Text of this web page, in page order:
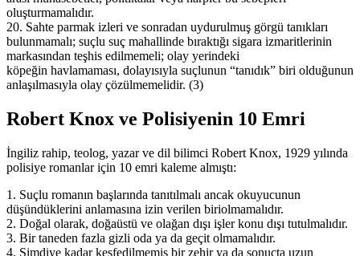
oluşturmamalıdır.
20. Sahte parmak izleri ve sonradan uydurulmuş görgü tanıkları
bulunmamalı; suçlu suç mahallinde bıraktığı sigara izmaritlerinin
markasından teşhis edilmemeli; olay yerindeki
köpeğin havlamaması, dolayısıyla suçlunun “tanıdık” biri olduğunun
anlaşılmasıyla olay çözülmemelidir. (3)
Robert Knox ve Polisiyenin 10 Emri
İngiliz rahip, teolog, yazar ve dil bilimci Robert Knox, 1929 yılında
polisiye romanlar için 10 emri kaleme almıştı:
1. Suçlu romanın başlarında tanıtılmalı ancak okuyucunun
düşündüklerini anlamasına izin verilen biriolmamalıdır.
2. Doğal olarak, doğaüstü ve olağan dışı işler konu dışı tutulmalıdır.
3. Bir taneden fazla gizli oda ya da geçit olmamalıdır.
4. Şimdiye kadar keşfedilmemiş bir zehir ya da sonuçta uzun